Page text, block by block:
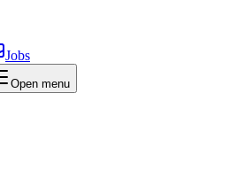
Jobs
Open menu